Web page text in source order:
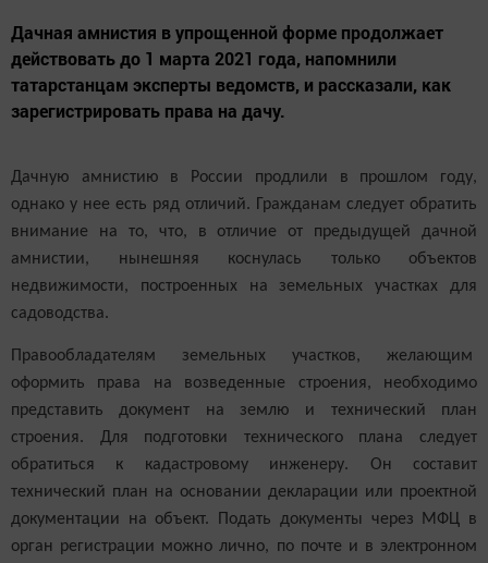
Дачная амнистия в упрощенной форме продолжает
действовать до 1 марта 2021 года, напомнили
татарстанцам эксперты ведомств, и рассказали, как
зарегистрировать права на дачу.
Дачную амнистию в России продлили в прошлом году,
однако у нее есть ряд отличий. Гражданам следует обратить
внимание на то, что, в отличие от предыдущей дачной
амнистии, нынешняя коснулась только объектов
недвижимости, построенных на земельных участках для
садоводства.
Правообладателям земельных участков, желающим
оформить права на возведенные строения, необходимо
представить документ на землю и технический план
строения. Для подготовки технического плана следует
обратиться к кадастровому инженеру. Он составит
технический план на основании декларации или проектной
документации на объект. Подать документы через МФЦ в
орган регистрации можно лично, по почте и в электронном